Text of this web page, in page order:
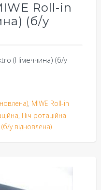
Roll-in
(б/у
(Німеччина) (б/у
, MIWE Roll-in
, Піч ротаційна
у відновлена)